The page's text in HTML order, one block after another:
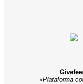
«Plataforma